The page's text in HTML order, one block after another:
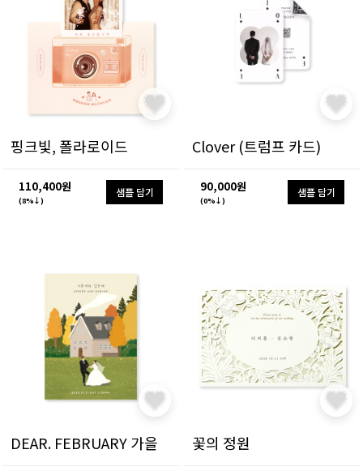
핑크빛, 폴라로이드
110,400원
(8%↓)
샘플 담기
Clover (트럼프 카드)
90,000원
(0%↓)
샘플 담기
DEAR. FEBRUARY 가을 꽃의 정원